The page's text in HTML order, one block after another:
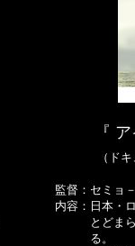
『
（ド
監督：セミョ
内容：日本・
とどまらな
る。